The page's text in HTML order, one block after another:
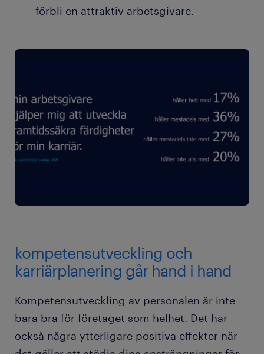
förbli en attraktiv arbetsgivare.
kompetensutveckling och
karriärplanering går hand i hand
Kompetensutveckling av personalen är inte
bara bra för företaget som helhet. Det har
också några ytterligare positiva effekter när